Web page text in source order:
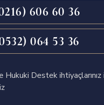
606 60 36
064 53 36
Hukuki Destek ihtiyaçlarınız